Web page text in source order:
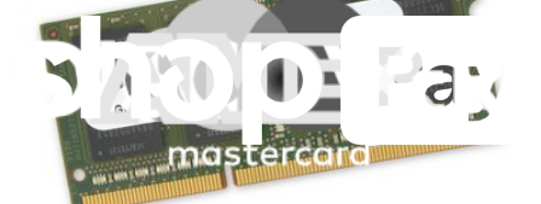
Mentions légales
Accessibilité
Politique de confidentialité
Conditions d’utilisation
Consentement aux cookies
Télécharger l'application